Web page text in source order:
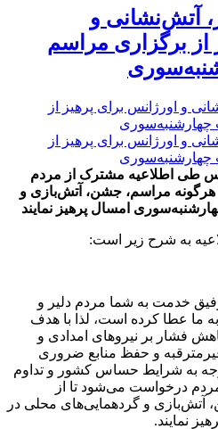
آتش‌نشانی و
از برگزاری مراسم
طی اطلاعیه مشترک از مردم
هرگونه مراسم، جشن، آتش‌بازی و
امسال پرهیز نمایند
به شرح زیر است:
خدمت به شما مردم دلیر و
ما عطا کرده است، لذا با هدف
فشار بر نیروهای امدادی و
و حفظ منابع ضروری
به شرایط حساس کشور و تداوم
درخواست می‌شود تا از
آتش‌بازی و گردهمایی‌های محلی در
نمایند.